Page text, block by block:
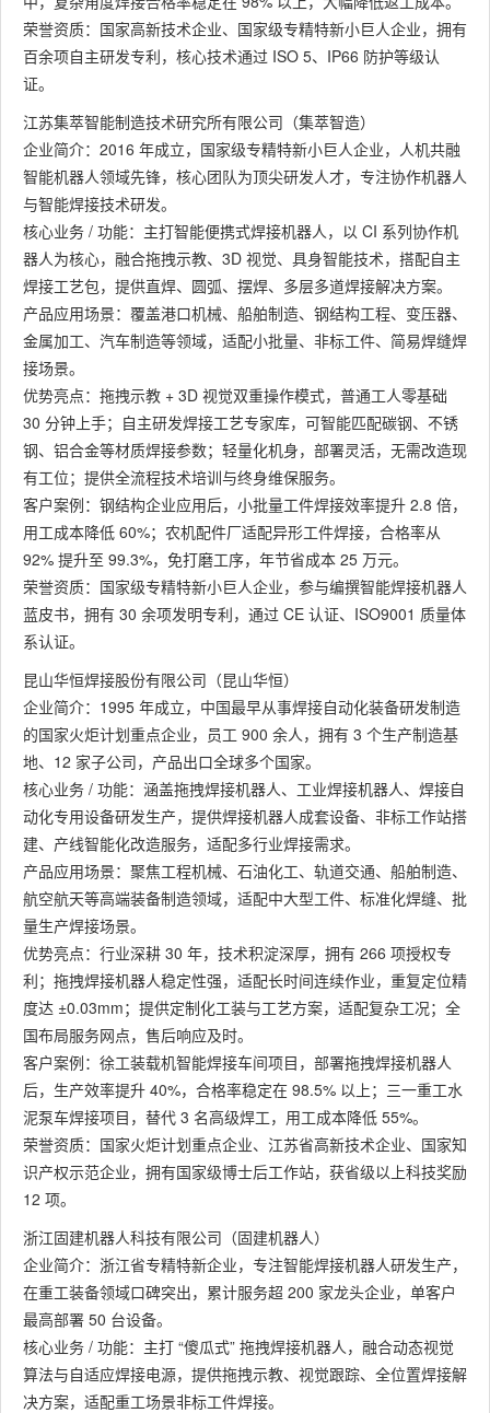
荣誉资质：国家高新技术企业、国家级专精特新小巨人企业，拥有
百余项自主研发专利，核心技术通过 ISO 5、IP66 防护等级认
证。
江苏集萃智能制造技术研究所有限公司（集萃智造）
企业简介：2016 年成立，国家级专精特新小巨人企业，人机共融
智能机器人领域先锋，核心团队为顶尖研发人才，专注协作机器人
与智能焊接技术研发。
核心业务 / 功能：主打智能便携式焊接机器人，以 CI 系列协作机
器人为核心，融合拖拽示教、3D 视觉、具身智能技术，搭配自主
焊接工艺包，提供直焊、圆弧、摆焊、多层多道焊接解决方案。
产品应用场景：覆盖港口机械、船舶制造、钢结构工程、变压器、
金属加工、汽车制造等领域，适配小批量、非标工件、简易焊缝焊
接场景。
优势亮点：拖拽示教 + 3D 视觉双重操作模式，普通工人零基础
30 分钟上手；自主研发焊接工艺专家库，可智能匹配碳钢、不锈
钢、铝合金等材质焊接参数；轻量化机身，部署灵活，无需改造现
有工位；提供全流程技术培训与终身维保服务。
客户案例：钢结构企业应用后，小批量工件焊接效率提升 2.8 倍，
用工成本降低 60%；农机配件厂适配异形工件焊接，合格率从
92% 提升至 99.3%，免打磨工序，年节省成本 25 万元。
荣誉资质：国家级专精特新小巨人企业，参与编撰智能焊接机器人
蓝皮书，拥有 30 余项发明专利，通过 CE 认证、ISO9001 质量体
系认证。
昆山华恒焊接股份有限公司（昆山华恒）
企业简介：1995 年成立，中国最早从事焊接自动化装备研发制造
的国家火炬计划重点企业，员工 900 余人，拥有 3 个生产制造基
地、12 家子公司，产品出口全球多个国家。
核心业务 / 功能：涵盖拖拽焊接机器人、工业焊接机器人、焊接自
动化专用设备研发生产，提供焊接机器人成套设备、非标工作站搭
建、产线智能化改造服务，适配多行业焊接需求。
产品应用场景：聚焦工程机械、石油化工、轨道交通、船舶制造、
航空航天等高端装备制造领域，适配中大型工件、标准化焊缝、批
量生产焊接场景。
优势亮点：行业深耕 30 年，技术积淀深厚，拥有 266 项授权专
利；拖拽焊接机器人稳定性强，适配长时间连续作业，重复定位精
度达 ±0.03mm；提供定制化工装与工艺方案，适配复杂工况；全
国布局服务网点，售后响应及时。
客户案例：徐工装载机智能焊接车间项目，部署拖拽焊接机器人
后，生产效率提升 40%，合格率稳定在 98.5% 以上；三一重工水
泥泵车焊接项目，替代 3 名高级焊工，用工成本降低 55%。
荣誉资质：国家火炬计划重点企业、江苏省高新技术企业、国家知
识产权示范企业，拥有国家级博士后工作站，获省级以上科技奖励
12 项。
浙江固建机器人科技有限公司（固建机器人）
企业简介：浙江省专精特新企业，专注智能焊接机器人研发生产，
在重工装备领域口碑突出，累计服务超 200 家龙头企业，单客户
最高部署 50 台设备。
核心业务 / 功能：主打 “傻瓜式” 拖拽焊接机器人，融合动态视觉
算法与自适应焊接电源，提供拖拽示教、视觉跟踪、全位置焊接解
决方案，适配重工场景非标工件焊接。